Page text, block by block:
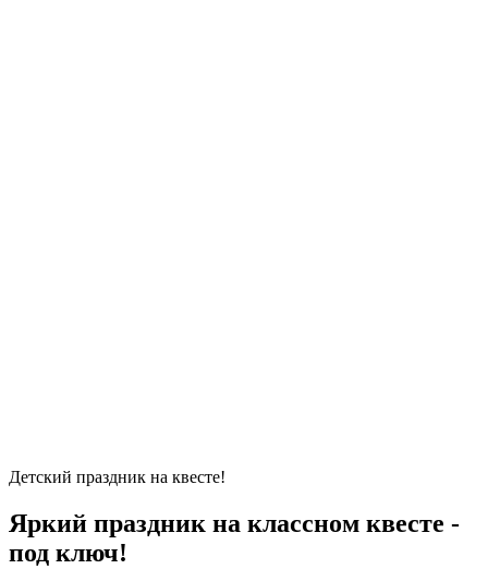
Детский праздник на квесте!
Яркий праздник на классном квесте -
под ключ!